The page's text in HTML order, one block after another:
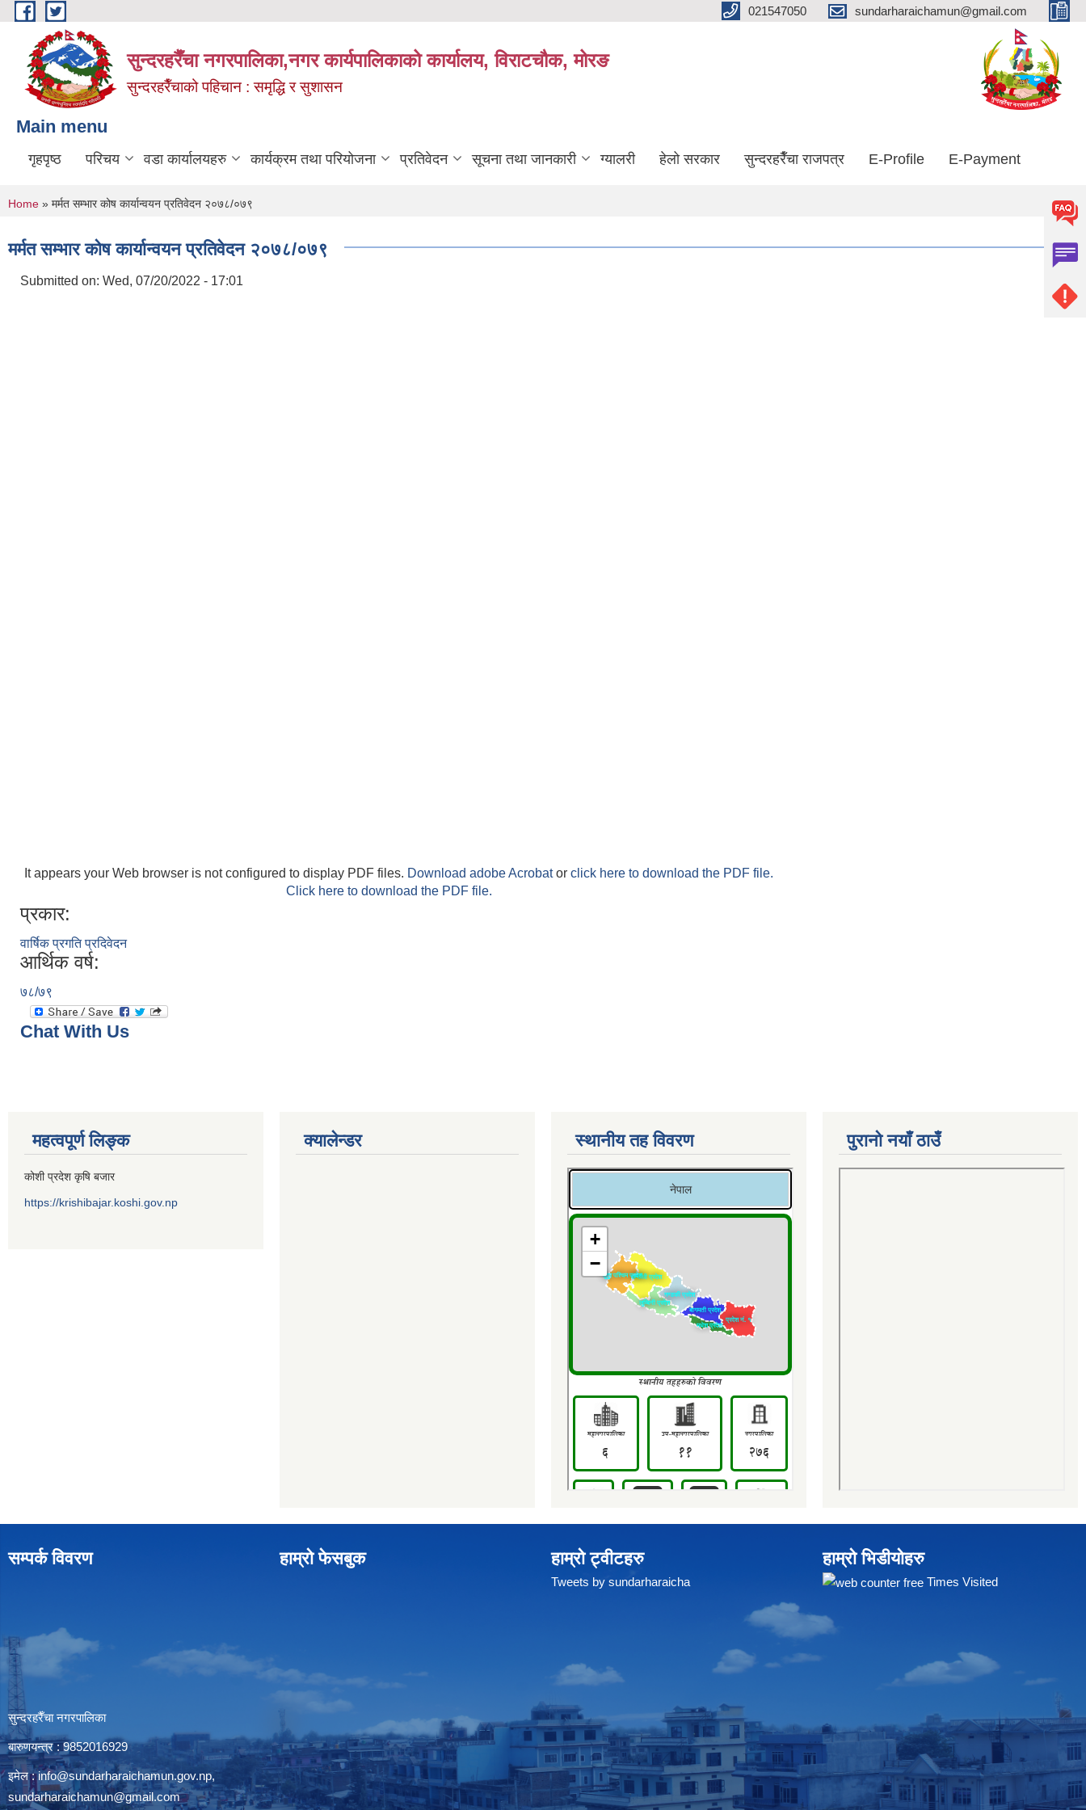
Skip to main content 021547050 sundarharaichamun@gmail.com
सुन्दरहरैँचा नगरपालिका,नगर कार्यपालिकाको कार्यालय, विराटचौक, मोरङ
सुन्दरहरैँचाको पहिचान : समृद्धि र सुशासन
Main menu
गृहपृष्ठ परिचय वडा कार्यालयहरु कार्यक्रम तथा परियोजना प्रतिवेदन सूचना तथा जानकारी ग्यालरी हेलो सरकार सुन्दरहरैँचा राजपत्र E-Profile E-Payment
You are here
Home » मर्मत सम्भार कोष कार्यान्वयन प्रतिवेदन २०७८/०७९
मर्मत सम्भार कोष कार्यान्वयन प्रतिवेदन २०७८/०७९
Submitted on: Wed, 07/20/2022 - 17:01
It appears your Web browser is not configured to display PDF files. Download adobe Acrobator click here to download the PDF file.
Click here to download the PDF file.
प्रकार:
वार्षिक प्रगति प्रदिवेदन
आर्थिक वर्ष:
७८/७९
Chat With Us
महत्वपूर्ण लिङ्क
कोशी प्रदेश कृषि बजार
https://krishibajar.koshi.gov.np
क्यालेन्डर स्थानीय तह विवरण पुरानो नयाँ ठाउँ
सम्पर्क विवरण
सुन्दरहरैँचा नगरपालिका
बारुणयन्त्र : 9852016929
इमेल :info@sundarharaichamun.gov.np,
sundarharaichamun@gmail.com
हाम्रो फेसबुक हाम्रो ट्वीटहरु
Tweets by sundarharaicha
हाम्रो भिडीयोहरु
Times Visited